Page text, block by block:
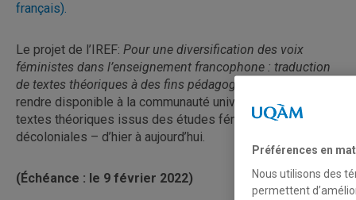
français).
Le projet de l’IREF: Pour une diversification des voix
féministes dans l’enseignement francophone : traduction
de textes théoriques à des fins pédagogiques
rendre disponible à la communauté universitaire des
textes théoriques issus des études féministes, queer et
décoloniales – d’hier à aujourd’hui.
(Échéance : le 9 février 2022)
Préférences en
Nous utilisons des
permettent